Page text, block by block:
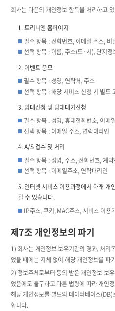
회사는 다음의 개인정보 항목을 처리하고
트리니엔 홈페이지
필수 항목 : 전화번호, 이메일 주소, 비
선택 항목 : 이름, 주소(도·시), 단지
이벤트 응모
필수 항목 : 성명, 연락처, 주소
선택 항목 : 해당 서비스 신청 시 별도
임대신청 및 임대대기신청
필수 항목 : 성명, 휴대전화번호, 이메
선택 항목 : 이메일 주소, 연락대리인
A/S 접수 및 처리
필수 항목 : 성명, 주소, 전화번호, 계
선택 항목 : 이메일주소, 연락대리인
인터넷 서비스 이용과정에서 아래 개
될 수 있습니다.
IP주소, 쿠키, MAC주소, 서비스 이용
제7조 개인정보의 파기
1) 회사는 개인정보 보유기간의 경과, 처리
었을 때에는 지체 없이 해당 개인정보를 파
2) 정보주체로부터 동의 받은 개인정보 보
었음에도 불구하고 다른 법령에 따라 개인
해당 개인정보를 별도의 데이터베이스
합니다.